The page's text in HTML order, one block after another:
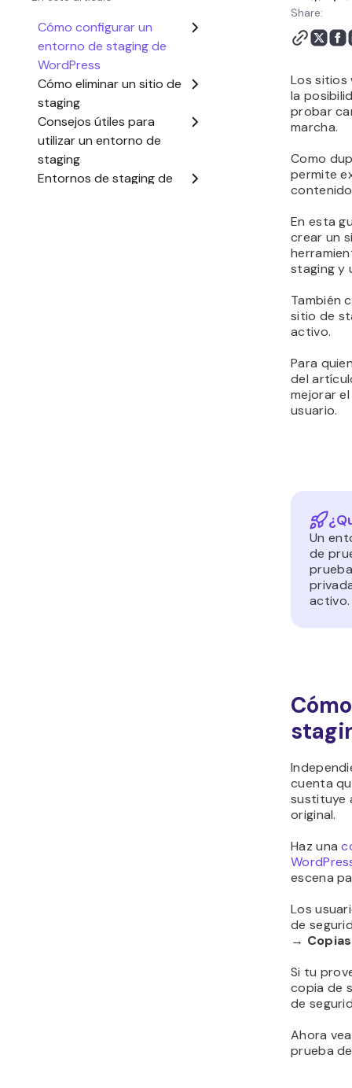
sitio de staging en
WordPress
Conclusión
Staging de WordPress -
Preguntas frecuentes
Share:
Los sitios
la
probar
marcha.
Como
permite
En esta
crear un
staging y
También
sitio de
activo.
Para
del
mejorar
usuario.
Un
de
activo.
cuenta
sustituye
original.
Haz una
escena
Los
de
→
Si tu
copia de
de
Ahora
prueba